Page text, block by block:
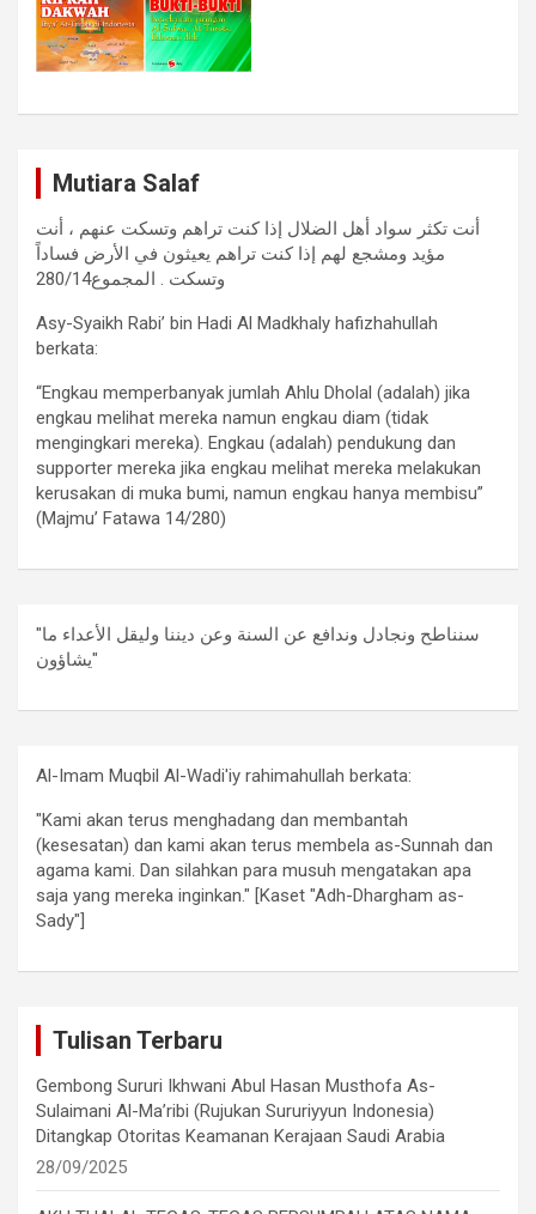
Mutiara Salaf
أنت تكثر سواد أهل الضلال إذا كنت تراهم وتسكت عنهم ، أنت
مؤيد ومشجع لهم إذا كنت تراهم يعيثون في الأرض فساداً
وتسكت . المجموع280/14
Asy-Syaikh Rabi’ bin Hadi Al Madkhaly hafizhahullah
berkata:
“Engkau memperbanyak jumlah Ahlu Dholal (adalah) jika
engkau melihat mereka namun engkau diam (tidak
mengingkari mereka). Engkau (adalah) pendukung dan
supporter mereka jika engkau melihat mereka melakukan
kerusakan di muka bumi, namun engkau hanya membisu”
(Majmu’ Fatawa 14/280)
"سنناطح ونجادل وندافع عن السنة وعن ديننا وليقل الأعداء ما
يشاؤون"
Al-Imam Muqbil Al-Wadi'iy rahimahullah berkata:
"Kami akan terus menghadang dan membantah
(kesesatan) dan kami akan terus membela as-Sunnah dan
agama kami. Dan silahkan para musuh mengatakan apa
saja yang mereka inginkan." [Kaset "Adh-Dhargham as-
Sady"]
Tulisan Terbaru
Gembong Sururi Ikhwani Abul Hasan Musthofa As-
Sulaimani Al-Ma’ribi (Rujukan Sururiyyun Indonesia)
Ditangkap Otoritas Keamanan Kerajaan Saudi Arabia
28/09/2025